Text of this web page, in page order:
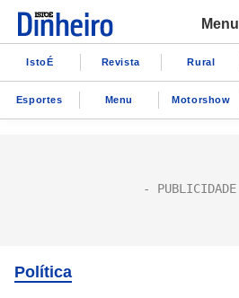
Menu
IstoÉ Revista Rural
Esportes Menu Motorshow
Política